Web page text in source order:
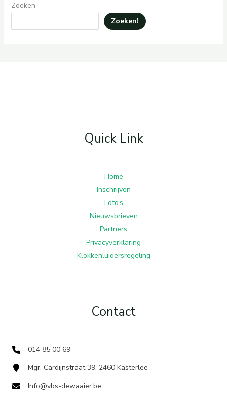
Zoeken
Zoeken!
Quick Link
Home
Inschrijven
Foto’s
Nieuwsbrieven
Partners
Privacyverklaring
Klokkenluidersregeling
Contact
014 85 00 69
Mgr. Cardijnstraat 39, 2460 Kasterlee
Info@vbs-dewaaier.be